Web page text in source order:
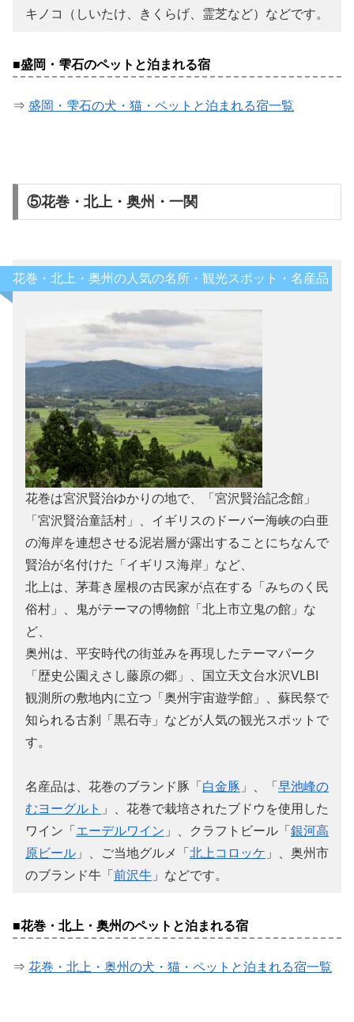
キノコ（しいたけ、きくらげ、霊芝など）などです。
■盛岡・雫石のペットと泊まれる宿
⇒ 盛岡・雫石の犬・猫・ペットと泊まれる宿一覧
⑤花巻・北上・奥州・一関
花巻・北上・奥州の人気の名所・観光スポット・名産品
花巻は宮沢賢治ゆかりの地で、「宮沢賢治記念館」
「宮沢賢治童話村」、イギリスのドーバー海峡の白亜
の海岸を連想させる泥岩層が露出することにちなんで
賢治が名付けた「イギリス海岸」など、
北上は、茅葺き屋根の古民家が点在する「みちのく民
俗村」、鬼がテーマの博物館「北上市立鬼の館」な
ど、
奥州は、平安時代の街並みを再現したテーマパーク
「歴史公園えさし藤原の郷」、国立天文台水沢VLBI
観測所の敷地内に立つ「奥州宇宙遊学館」、蘇民祭で
知られる古刹「黒石寺」などが人気の観光スポットで
す。
名産品は、花巻のブランド豚「 白金豚 」、「 早池峰の
むヨーグルト 」、花巻で栽培されたブドウを使用した
ワイン「 エーデルワイン 」、クラフトビール「 銀河高
原ビール 」、ご当地グルメ「 北上コロッケ 」、奥州市
のブランド牛「 前沢牛 」などです。
■花巻・北上・奥州のペットと泊まれる宿
⇒ 花巻・北上・奥州の犬・猫・ペットと泊まれる宿一覧